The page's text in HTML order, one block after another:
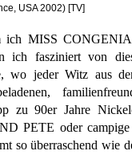
USA 2002) [TV]
ich MISS
ich fasziniert von
wo jeder Witz aus
zu 90er Jahre
PETE oder
so überraschend wie